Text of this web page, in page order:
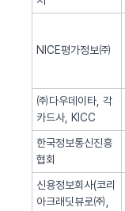
NICE평가정보㈜
㈜다우데이타, 각
카드사, KICC
한국정보통신진흥
협회
신용정보회사(코리
아크래딧뷰로㈜,